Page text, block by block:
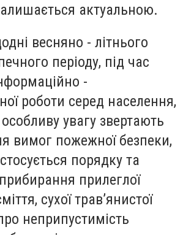
актуальною.
весняно - літнього
періоду, під час
-
роботи серед населення,
увагу звертають
вимог пожежної безпеки,
порядку та
прилеглої
сухої трав’янистої
неприпустимість